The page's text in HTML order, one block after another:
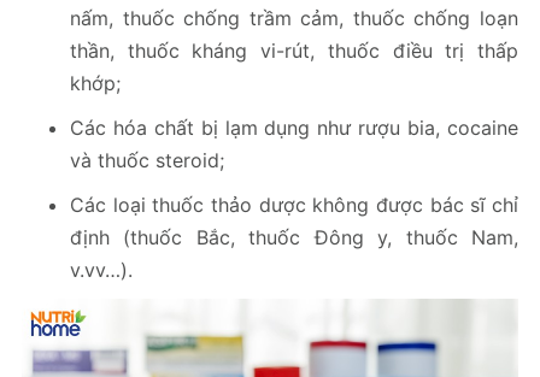
nấm, thuốc chống trầm cảm, thuốc chống loạn
thần, thuốc kháng vi-rút, thuốc điều trị thấp
khớp;
Các hóa chất bị lạm dụng như rượu bia, cocaine
và thuốc steroid;
Các loại thuốc thảo dược không được bác sĩ chỉ
định (thuốc Bắc, thuốc Đông y, thuốc Nam,
v.vv…).